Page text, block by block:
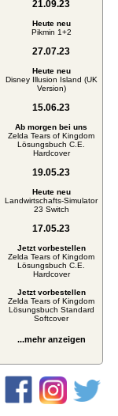
21.09.23
Heute neu
Pikmin 1+2
27.07.23
Heute neu
Disney Illusion Island (UK
Version)
15.06.23
Ab morgen bei uns
Zelda Tears of Kingdom
Lösungsbuch C.E.
Hardcover
19.05.23
Heute neu
Landwirtschafts-Simulator
23 Switch
17.05.23
Jetzt vorbestellen
Zelda Tears of Kingdom
Lösungsbuch C.E.
Hardcover
Jetzt vorbestellen
Zelda Tears of Kingdom
Lösungsbuch Standard
Softcover
...mehr anzeigen